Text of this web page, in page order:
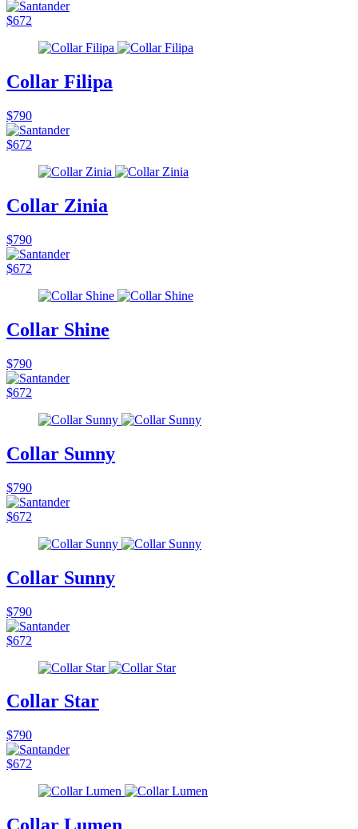
$672
Collar Filipa
$790
$672
Collar Zinia
$790
$672
Collar Shine
$790
$672
Collar Sunny
$790
$672
Collar Sunny
$790
$672
Collar Star
$790
$672